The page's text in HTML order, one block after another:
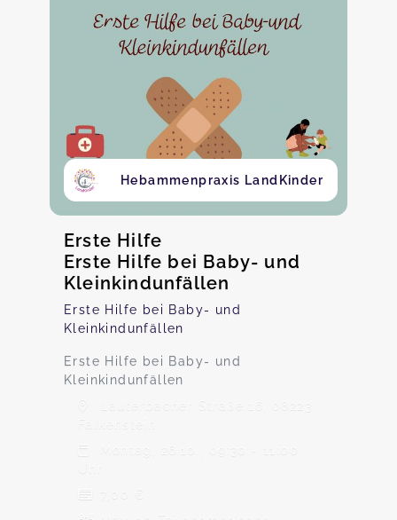
Hebammenpraxis LandKinder
Erste Hilfe
Erste Hilfe bei Baby- und
Kleinkindunfällen
Erste Hilfe bei Baby- und
Kleinkindunfällen
Erste Hilfe bei Baby- und
Kleinkindunfällen
Lauterbacher Straße 16, 08223
Falkenstein
Montag, 26.10., 09:30 - 11:00
7,00 €